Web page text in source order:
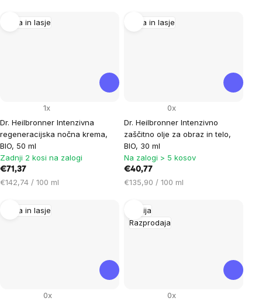
enoto:
Koža in lasje
Dr. Heilbronner Intenzivna
regeneracijska nočna krema,
BIO, 50 ml
1x
Zadnji 2 kosi na zalogi
€71,37
Cena
enoto:
€142,74 / 100 ml
Koža in lasje
Dr. Heilbronner Intenzivno
zaščitno olje za obraz in telo,
BIO, 30 ml
0x
Na zalogi > 5 kosov
€40,77
Cena
enoto:
€135,90 / 100 ml
Koža in lasje
0x
Akcija
Razprodaja
0x